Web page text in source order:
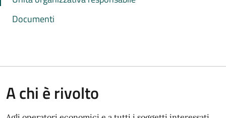
Documenti
A chi è rivolto